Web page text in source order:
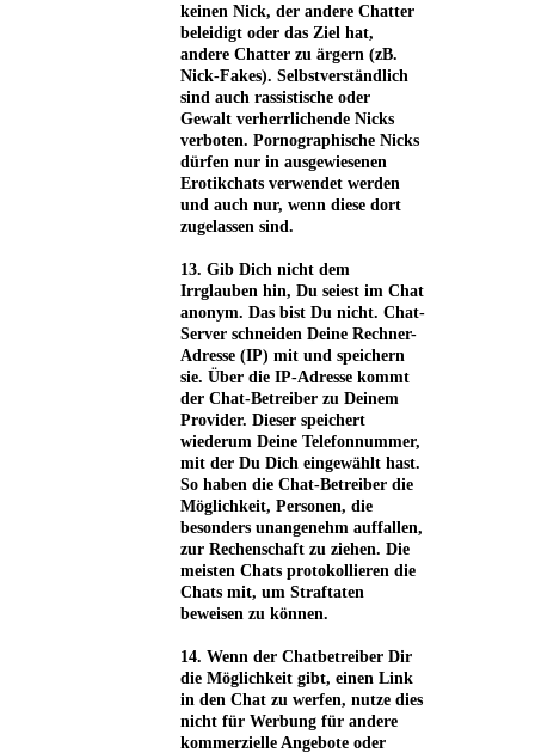
keinen Nick, der andere Chatter
beleidigt oder das Ziel hat,
andere Chatter zu ärgern (zB.
Nick-Fakes). Selbstverständlich
sind auch rassistische oder
Gewalt verherrlichende Nicks
verboten. Pornographische Nicks
dürfen nur in ausgewiesenen
Erotikchats verwendet werden
und auch nur, wenn diese dort
zugelassen sind.
13. Gib Dich nicht dem
Irrglauben hin, Du seiest im Chat
anonym. Das bist Du nicht. Chat-
Server schneiden Deine Rechner-
Adresse (IP) mit und speichern
sie. Über die IP-Adresse kommt
der Chat-Betreiber zu Deinem
Provider. Dieser speichert
wiederum Deine Telefonnummer,
mit der Du Dich eingewählt hast.
So haben die Chat-Betreiber die
Möglichkeit, Personen, die
besonders unangenehm auffallen,
zur Rechenschaft zu ziehen. Die
meisten Chats protokollieren die
Chats mit, um Straftaten
beweisen zu können.
14. Wenn der Chatbetreiber Dir
die Möglichkeit gibt, einen Link
in den Chat zu werfen, nutze dies
nicht für Werbung für andere
kommerzielle Angebote oder